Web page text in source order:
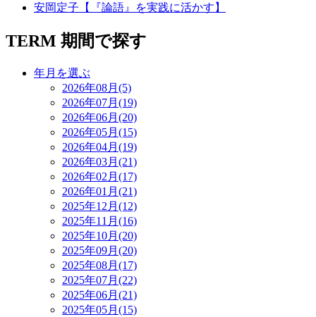
安岡定子【『論語』を実践に活かす】
TERM 期間で探す
年月を選ぶ
2026年08月(5)
2026年07月(19)
2026年06月(20)
2026年05月(15)
2026年04月(19)
2026年03月(21)
2026年02月(17)
2026年01月(21)
2025年12月(12)
2025年11月(16)
2025年10月(20)
2025年09月(20)
2025年08月(17)
2025年07月(22)
2025年06月(21)
2025年05月(15)